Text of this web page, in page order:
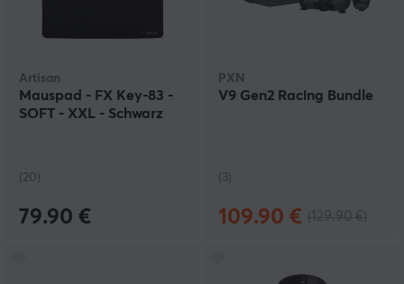
Artisan
Mauspad - FX Key-83 -
SOFT - XXL - Schwarz
(20)
79.90 €
PXN
V9 Gen2 Racing Bundle
(3)
109.90 €